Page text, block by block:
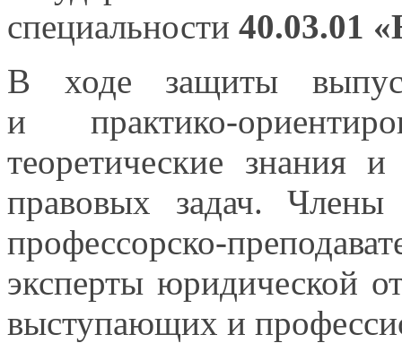
специальности 40.03.01
В ходе защиты
и практико-
теоретические знанияи
правовых задач. Члены
профессорско-
эксперты юридической
выступающих и